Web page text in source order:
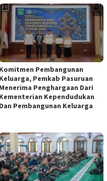
Komitmen Pembangunan
Keluarga, Pemkab Pasuruan
Menerima Penghargaan Dari
Kementerian Kependudukan
Dan Pembangunan Keluarga